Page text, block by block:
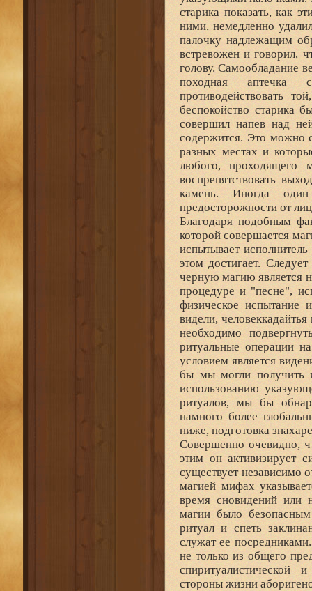
старика показать, как
ними, немедленно
палочку надлежащим
встревожен и говорил,
голову. Самообладание
походная аптечка
противодействовать
беспокойство старика
совершил напев над
содержится. Это можно
разных местах и
любого, проходящего
воспрепятствовать
камень. Иногда
предосторожности от
Благодаря подобным
которой совершается
испытывает
этом достигает.
черную магию является
процедуре и "песне",
физическое испытание
видели,
необходимо
ритуальные операции
условием является
бы мы могли получить
использованию
ритуалов, мы бы
намного более
ниже, подготовка
Совершенно очевидно,
этим он активизирует
существует независимо
магией мифах
время сновидений или
магии было
ритуал и спеть
служат ее
не только из общего
спиритуалистической
стороны жизни